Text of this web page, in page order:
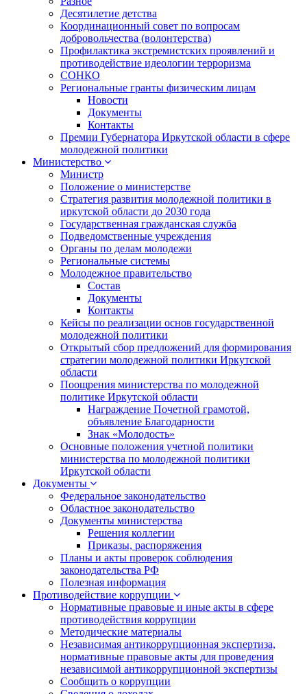
Десятилетие детства
Координационный совет по вопросам
добровольчества (волонтерства)
Профилактика экстремистских проявлений и
противодействие идеологии терроризма
СОНКО
Региональные гранты физическим лицам
Новости
Документы
Контакты
Премии Губернатора Иркутской области в сфере
молодежной политики
Министерство
Министр
Положение о министерстве
Стратегия развития молодежной политики в
иркутской области до 2030 года
Государственная гражданская служба
Подведомственные учреждения
Органы по делам молодежи
Региональные системы
Молодежное правительство
Состав
Документы
Контакты
Кейсы по реализации основ государственной
молодежной политики
Открытый сбор предложений для формирования
стратегии молодежной политики Иркутской
области
Поощрения министерства по молодежной
политике Иркутской области
Награждение Почетной грамотой,
объявление Благодарности
Знак «Молодость»
Основные положения учетной политики
министерства по молодежной политики
Иркутской области
Документы
Федеральное законодательство
Областное законодательство
Документы министерства
Решения коллегии
Приказы, распоряжения
Планы и акты проверок соблюдения
законодательства РФ
Полезная информация
Противодействие коррупции
Нормативные правовые и иные акты в сфере
противодействия коррупции
Методические материалы
Независимая антикоррупционная экспертиза,
нормативные правовые акты для проведения
независимой антикоррупционной экспертизы
Сообщить о коррупции